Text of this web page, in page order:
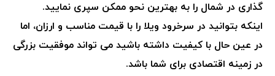
گذاری در شمال را به بهترین نحو ممکن سپری نمایید.
اینکه بتوانید در سرخرود ویلا را با قیمت مناسب و ارزان، اما
در عین حال با کیفیت داشته باشید می تواند موفقیت بزرگی
در زمینه اقتصادی برای شما باشد.